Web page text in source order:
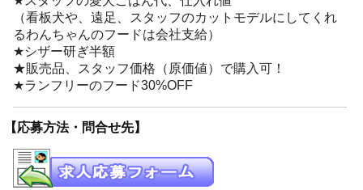
（看板犬や、遠足、スタッフのカットモデルにしてくれ
るわんちゃんのフードは会社支給）
★シザー研ぎ半額
★販売品、スタッフ価格（原価値）で購入可！
★ランフリーのフード30%OFF
【応募方法・問合せ先】